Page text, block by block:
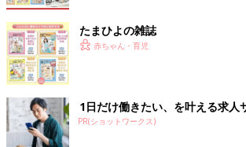
たまひよの雑誌
赤ちゃん・育児
1日だけ働きたい、を叶える求人
PR(ショットワークス)